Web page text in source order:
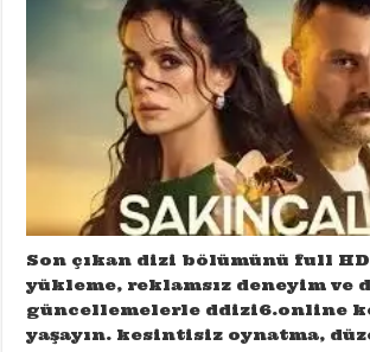
Son çıkan dizi bölümünü full
yükleme, reklamsız deneyim ve
güncellemelerle ddizi6.online
yaşayın. kesintisiz oynatma,